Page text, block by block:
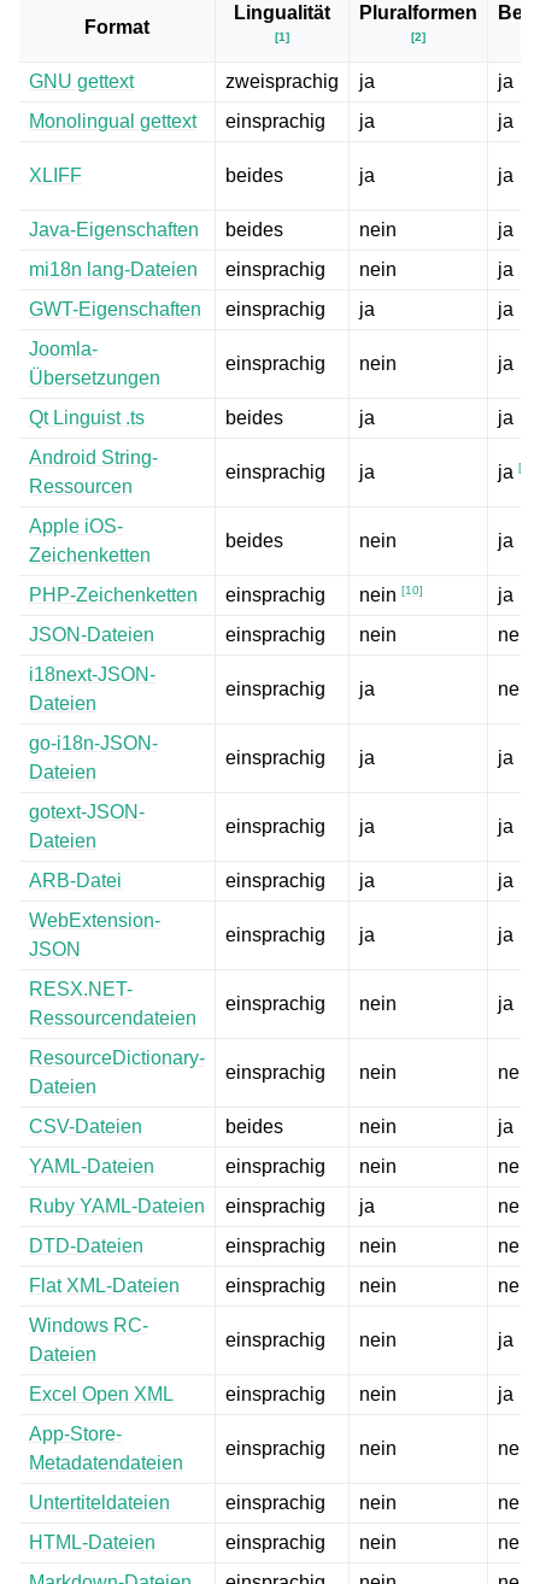
navigation of Konfigurationsanweisungen
Format
Lingualität
[1]
Pluralformen
[2]
GNU gettext zweisprachig ja
ja
Monolingual gettext
einsprachig ja ja
XLIFF beides ja ja
Java-Eigenschaften beides nein
ja
mi18n lang-Dateien
einsprachig nein
ja
GWT-Eigenschaften
einsprachig ja
ja
Joomla-
Übersetzungen
einsprachig nein ja
Qt Linguist .ts beides ja
ja
Android String-
Ressourcen
einsprachig ja ja [
Apple iOS-
Zeichenketten
beides nein ja
PHP-Zeichenketten einsprachig nein [10]
ja
JSON-Dateien
einsprachig nein
nein
i18next-JSON-
Dateien
einsprachig ja nein
go-i18n-JSON-
Dateien
einsprachig ja ja
gotext-JSON-
Dateien
einsprachig ja ja
ARB-Datei einsprachig ja
ja
WebExtension-
JSON
einsprachig ja ja
RESX.NET-
Ressourcendateien
einsprachig nein ja
ResourceDictionary-
Dateien
einsprachig nein nein
CSV-Dateien beides nein
ja
YAML-Dateien
einsprachig nein
nein
Ruby YAML-Dateien
einsprachig ja
nein
DTD-Dateien
einsprachig nein
nein
Flat XML-Dateien
einsprachig nein
nein
Windows RC-
Dateien
einsprachig nein ja
Excel Open XML einsprachig nein
ja
App-Store-
Metadatendateien
einsprachig nein nein
Untertiteldateien einsprachig nein
nein
HTML-Dateien
einsprachig nein
nein